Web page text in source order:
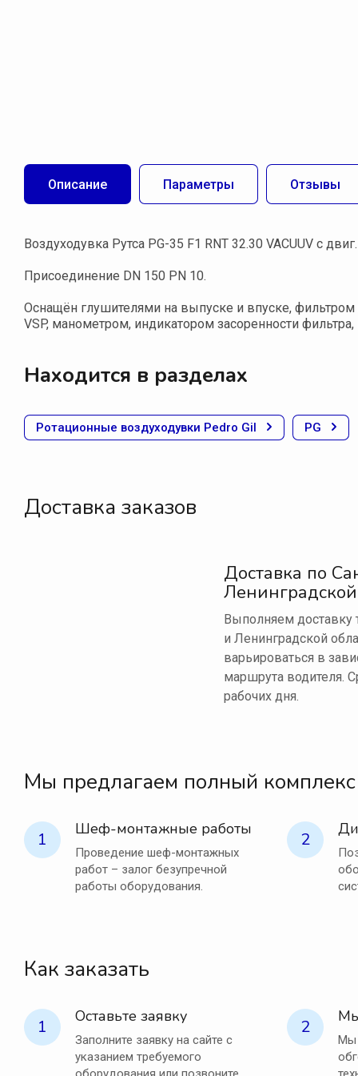
Описание Параметры Отзывы
Воздуходувка Рутса PG-35 F1 RNT 32.30 VACUUV с
Присоединение DN 150 PN 10.
Оснащён глушителями на выпуске и впуске,
VSP, манометром, индикатором засоренности
Находится в разделах
Ротационные воздуходувки Pedro Gil PG
Доставка заказов
Доставка по
Выполняем доставку
и Ленинградской
варьироваться в
маршрута водителя.
рабочих дня.
Мы предлагаем полный
1 Шеф-монтажные работы
Проведение шеф-монтажных
работ – залог безупречной
работы оборудования.
2
Как заказать
1 Оставьте заявку
Заполните заявку на сайте с
указанием требуемого
2
Мы